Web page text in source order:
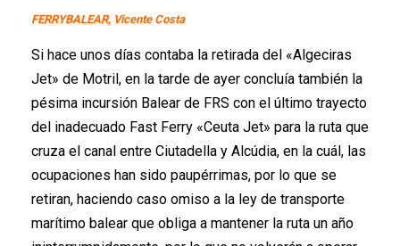
FERRYBALEAR, Vicente Costa
Si hace unos días contaba la retirada del «Algeciras
Jet» de Motril, en la tarde de ayer concluía también la
pésima incursión Balear de FRS con el último trayecto
del inadecuado Fast Ferry «Ceuta Jet» para la ruta que
cruza el canal entre Ciutadella y Alcúdia, en la cuál, las
ocupaciones han sido paupérrimas, por lo que se
retiran, haciendo caso omiso a la ley de transporte
marítimo balear que obliga a mantener la ruta un año